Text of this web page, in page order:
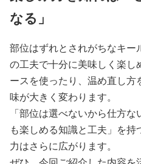
なる」
部位はずれとされがちなキー
の工夫で十分に美味しく楽し
ースを使ったり、温め直し
味が大きく変わります。
「部位は選べないから仕方
も楽しめる知識と工夫」を
力はさらに広がります。